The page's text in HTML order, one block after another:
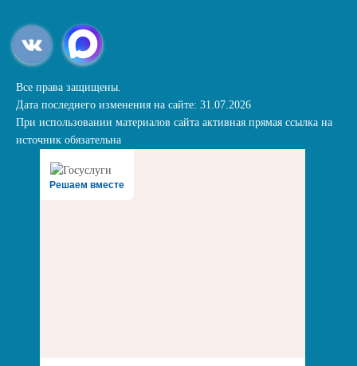
Все права защищены.
Дата последнего изменения на сайте: 31.07.2026
При использовании материалов сайта активная прямая ссылка на
источник обязательна
Решаем вместе